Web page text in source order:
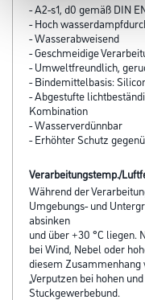
- A2-s1, d0 gemäß DIN
- Hoch
- Wasserabweisend
- Geschmeidige
- Umweltfreundlich,
- Bindemittelbasis:
- Abgestufte
Kombination
- Wasserverdünnbar
- Erhöhter Schutz
Verarbeitungstemp./
Während der
Umgebungs- und
absinken
und über +30 °C liegen.
bei Wind, Nebel oder
diesem
„Verputzen bei hohen
Stuckgewerbebund.